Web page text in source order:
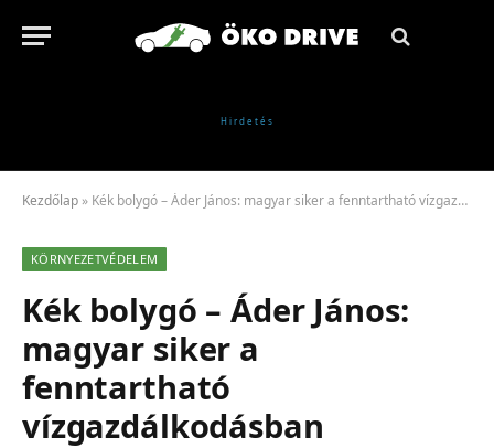
Kezdőlap » Kék bolygó – Áder János: magyar siker a fenntartható vízgazdálkodásban
KÖRNYEZETVÉDELEM
Kék bolygó – Áder János:
magyar siker a
fenntartható
vízgazdálkodásban